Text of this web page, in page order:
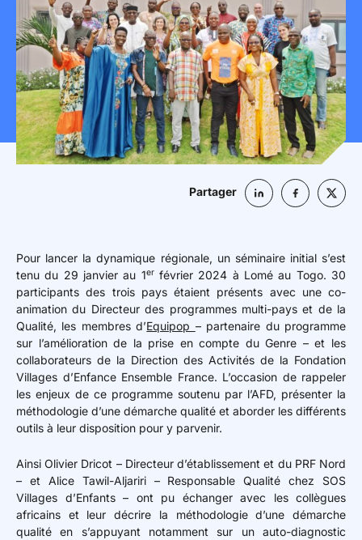
Partager
Pour lancer la dynamique régionale, un séminaire initial s’est
tenu du 29 janvier au 1erfévrier 2024 à Lomé au Togo. 30
participants des trois pays étaient présents avec une co-
animation du Directeur des programmes multi-pays et de la
Qualité, les membres d’Equipop – partenaire du programme
sur l’amélioration de la prise en compte du Genre – et les
collaborateurs de la Direction des Activités de la Fondation
Villages d’Enfance Ensemble France. L’occasion de rappeler
les enjeux de ce programme soutenu par l’AFD, présenter la
méthodologie d’une démarche qualité et aborder les différents
outils à leur disposition pour y parvenir.
Ainsi Olivier Dricot – Directeur d’établissement et du PRF Nord
– et Alice Tawil-Aljariri – Responsable Qualité chez SOS
Villages d’Enfants – ont pu échanger avec les collègues
africains et leur décrire la méthodologie d’une démarche
qualité en s’appuyant notamment sur un auto-diagnostic